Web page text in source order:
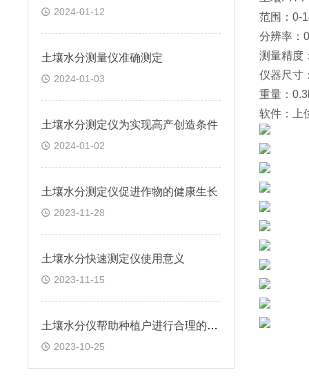
2024-01-12
土壤水分测量仪准确测定
2024-01-03
土壤水分测定仪为实现高产创造条件
2024-01-02
土壤水分测定仪促进作物的健康生长
2023-11-28
土壤水分快速测定仪使用意义
2023-11-15
土壤水分仪帮助种植户进行合理的灌溉
2023-10-25
范围：0-
分辨率：
测量精度
仪器尺寸
重量：
软件：上